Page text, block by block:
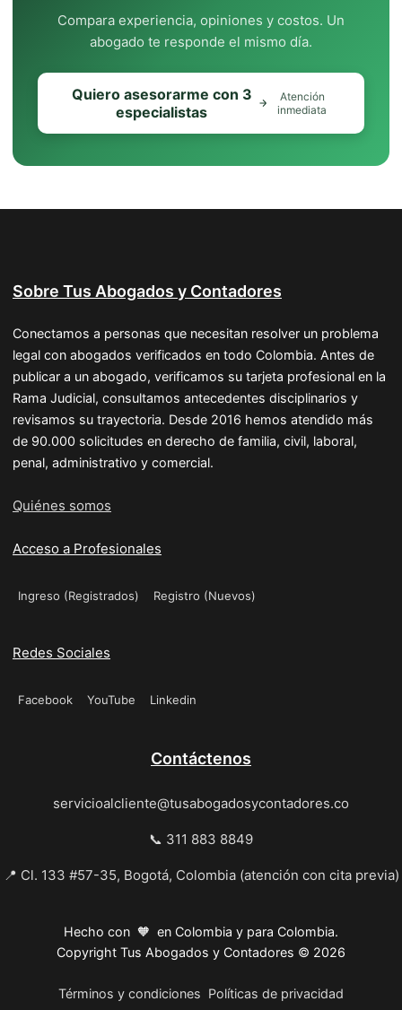
Compara experiencia, opiniones y costos. Un
abogado te responde el mismo día.
Quiero asesorarme con 3
especialistas
Atención
inmediata
Sobre Tus Abogados y Contadores
Conectamos a personas que necesitan resolver un problema
legal con abogados verificados en todo Colombia. Antes de
publicar a un abogado, verificamos su tarjeta profesional en la
Rama Judicial, consultamos antecedentes disciplinarios y
revisamos su trayectoria. Desde 2016 hemos atendido más
de 90.000 solicitudes en derecho de familia, civil, laboral,
penal, administrativo y comercial.
Quiénes somos
Acceso a Profesionales
Ingreso (Registrados) Registro (Nuevos)
Redes Sociales
Facebook YouTube Linkedin
Contáctenos
servicioalcliente@tusabogadosycontadores.co
📞 311 883 8849
📍 Cl. 133 #57-35, Bogotá, Colombia (atención con cita previa)
Hecho con 🧡 en Colombia y para Colombia.
Copyright Tus Abogados y Contadores © 2026
Términos y condiciones Políticas de privacidad